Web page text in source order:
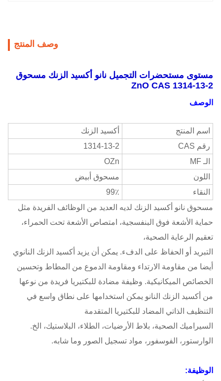
وصف المنتج
مستوى مستحضرات التجميل نانو أكسيد الزنك مسحوق
ZnO CAS 1314-13-2
الوصف
اسم المنتج
أكسيد الزنك
رقم CAS
1314-13-2
الـ MF
OZn
اللون
مسحوق أبيض
النقاء
99٪
مسحوق نانو أكسيد الزنك لديه العديد من الوظائف الفريدة مثل
حماية الأشعة فوق البنفسجية، امتصاص الأشعة تحت الحمراء،
تعقيم الرعاية الصحية،
التبريد أو الحفاظ على الدفء. يمكن أن يزيد أكسيد الزنك النانوي
أيضا من مقاومة الارتداء ومقاومة الدموع من المطاط وتحسين
الخصائص الميكانيكية. وظيفة مضادة للبكتيريا فريدة من نوعها
من أكسيد الزنك النانو يمكن استخدامها على نطاق واسع في
التنظيف الذاتي المضاد للبكتيريا المتقدمة
السيراميك الصحية، بلاط الأرضيات، الطلاء، البلاستيك، الخ.
الوارستور، الفوسفور، مواد تسجيل الصور وما شابه.
الوظيفة: